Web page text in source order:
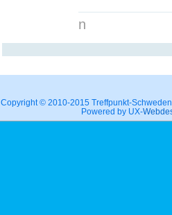
n
Copyright © 2010-2015 Treffpunkt-
Powered by UX-